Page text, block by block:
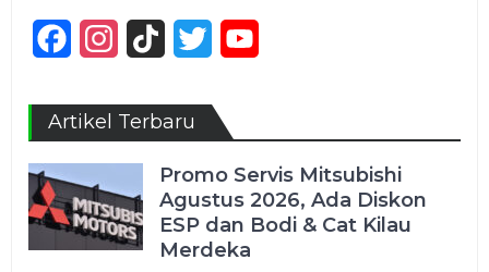
FacebookInstagram
TikTok Twitter
Artikel Terbaru
Promo Servis Mitsubishi
Agustus 2026, Ada Diskon
ESP dan Bodi & Cat Kilau
Merdeka